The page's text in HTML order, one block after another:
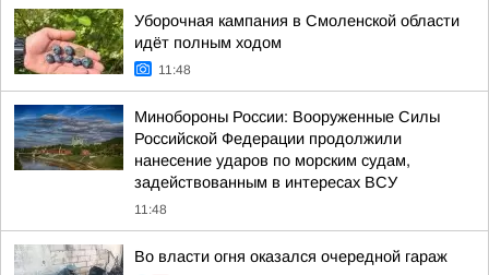
Уборочная кампания в Смоленской области
идёт полным ходом
11:48
Минобороны России: Вооруженные Силы
Российской Федерации продолжили
нанесение ударов по морским судам,
задействованным в интересах ВСУ
11:48
Во власти огня оказался очередной гараж